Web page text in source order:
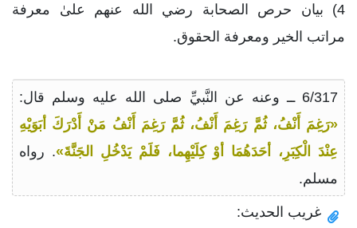
4) بيان حرص الصحابة رضي الله عنهم علىٰ معرفة
مراتب الخير ومعرفة الحقوق.
6/317 ــ وعنه عن النَّبيِّ صلى الله عليه وسلم قال:
«رَغِمَ أَنْفُ، ثُمَّ رَغِمَ أَنْفُ، ثُمَّ رَغِمَ أَنْفُ مَنْ أَدْرَكَ أبَوَيْهِ
عِنْدَ الْكِبَرِ، أحَدَهُمَا أوْ كِلَيْهِما، فَلَمْ يَدْخُلِ الجَنَّةَ». رواه
مسلم.
غريب الحديث: